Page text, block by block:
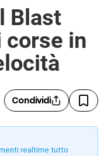
Blast
corse in
Condividi
realtime tutto